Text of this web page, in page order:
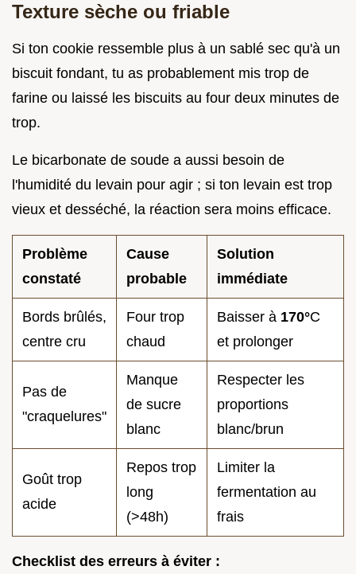
Texture sèche ou friable
Si ton cookie ressemble plus à un sablé sec qu'à un
biscuit fondant, tu as probablement mis trop de
farine ou laissé les biscuits au four deux minutes de
trop.
Le bicarbonate de soude a aussi besoin de
l'humidité du levain pour agir ; si ton levain est trop
vieux et desséché, la réaction sera moins efficace.
Problème
constaté
Cause
probable
Solution
immédiate
Bords brûlés,
centre cru
Four trop
chaud
Baisser à 170°C
et prolonger
Pas de
"craquelures"
Manque
de sucre
blanc
Respecter les
proportions
blanc/brun
Goût trop
acide
Repos trop
long
(>48h)
Limiter la
fermentation au
frais
Checklist des erreurs à éviter :